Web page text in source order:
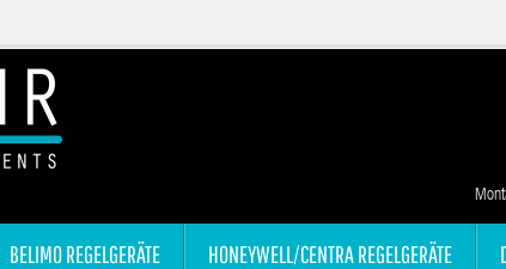
BELIMO REGELGERÄTE HONEYWELL/CENTRA REGELGERÄTE